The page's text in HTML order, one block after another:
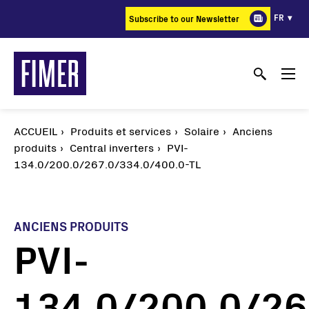
principal
Subscribe to our Newsletter FR
ACCUEIL Produits et services Solaire
Anciens
produits
Central inverters
PVI-
134.0/200.0/267.0/334.0/400.0-TL
ANCIENS PRODUITS
PVI-